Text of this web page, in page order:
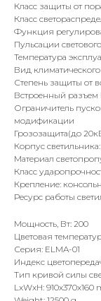
Класс защиты от
Класс
Функция
Пульсации
Температура
Вид
Степень защиты от
Встроенный разъем
Ограничитель
модификации
Грозозащита(до
Корпус
Материал
Класс
Крепление:
Ресурс работы
Мощность, Вт: 200
Цветовая
Серия: ELMA-01
Индекс
Тип кривой силы
LxWxH: 910x370x160